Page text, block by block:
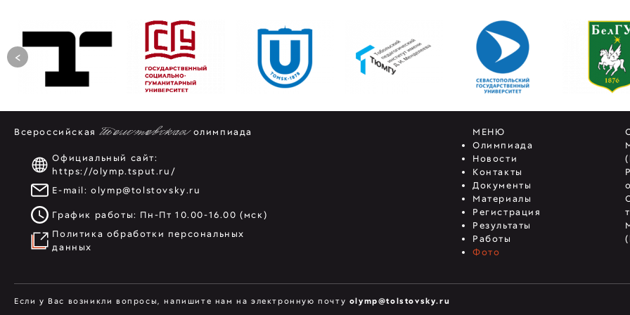
<
ВсероссийскаяТолстовскаяолимпиада
Официальный сайт:
https://olymp.tsput.ru/
E-mail:olymp@tolstovsky.ru
График работы: Пн-Пт 10.00-16.00 (мск)
Политика обработки персональных
данных
МЕНЮ
Олимпиада
Новости
Контакты
Документы
Материалы
Регистрация
Результаты
Работы
Фото
Если у Вас возникли вопросы, напишите нам на электронную почту olymp@tolstovsky.ru